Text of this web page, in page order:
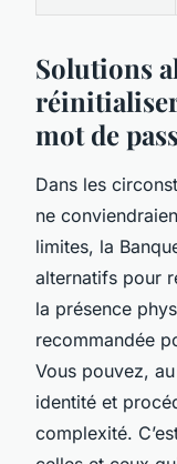
Solutions
mot de
Dans les
ne
limites, la
alternatifs pour
la présence
recommandée
Vous pouvez,
identité et
complexité.